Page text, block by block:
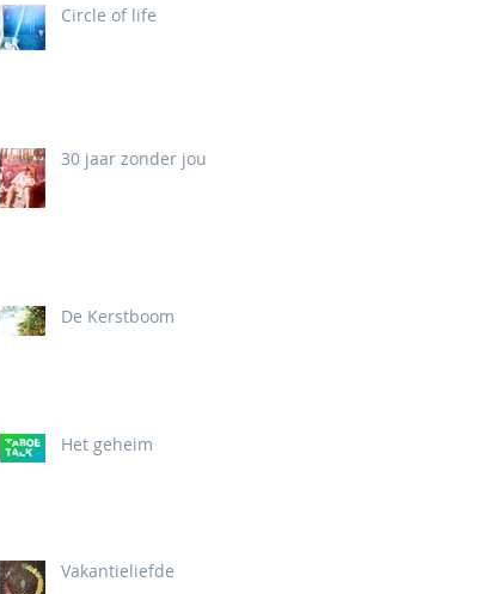
Circle of life
30 jaar zonder jou
De Kerstboom
Het geheim
Vakantieliefde